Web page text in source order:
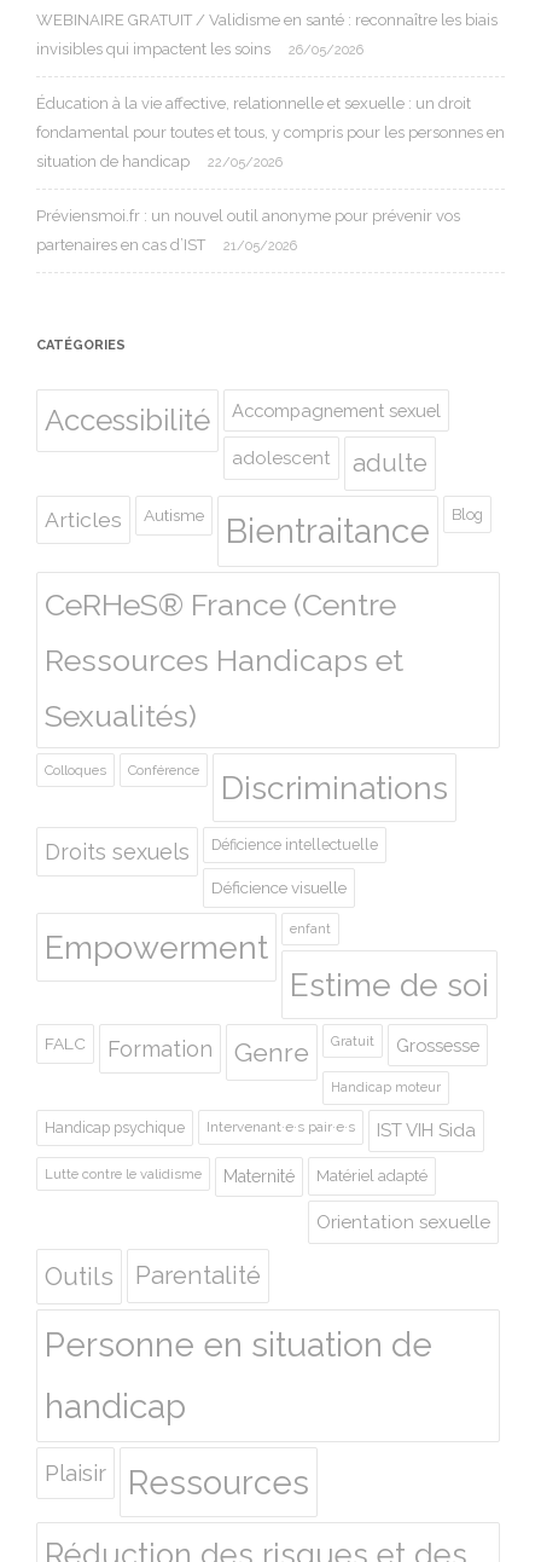
WEBINAIRE GRATUIT / Validisme en santé : reconnaître les biais
invisibles qui impactent les soins
26/05/2026
Éducation à la vie affective, relationnelle et sexuelle : un droit
fondamental pour toutes et tous, y compris pour les personnes en
situation de handicap
22/05/2026
Préviensmoi.fr : un nouvel outil anonyme pour prévenir vos
partenaires en cas d’IST
21/05/2026
CATÉGORIES
Accessibilité Accompagnement sexuel
adolescent adulte
Articles Autisme Bientraitance Blog
CeRHeS® France (Centre
Ressources Handicaps et
Sexualités)
Colloques Conférence Discriminations
Droits sexuels Déficience intellectuelle
Déficience visuelle
Empowerment enfant
Estime de soi
FALC Formation Genre Gratuit Grossesse
Handicap moteur
Handicap psychique Intervenant·e·s pair·e·s IST VIH Sida
Lutte contre le validisme Maternité Matériel adapté
Orientation sexuelle
Outils Parentalité
Personne en situation de
handicap
Plaisir Ressources